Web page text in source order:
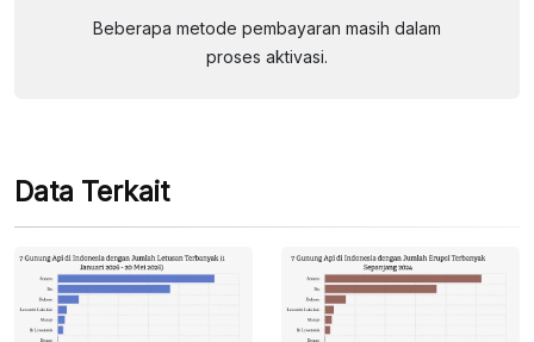
Beberapa metode pembayaran masih dalam
proses aktivasi.
Data Terkait